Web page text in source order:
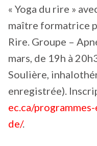
« Yoga du rire »
maître formatrice
Rire. Groupe –
mars, de 19h à
Soulière,
enregistrée).
ec.ca/
de/.